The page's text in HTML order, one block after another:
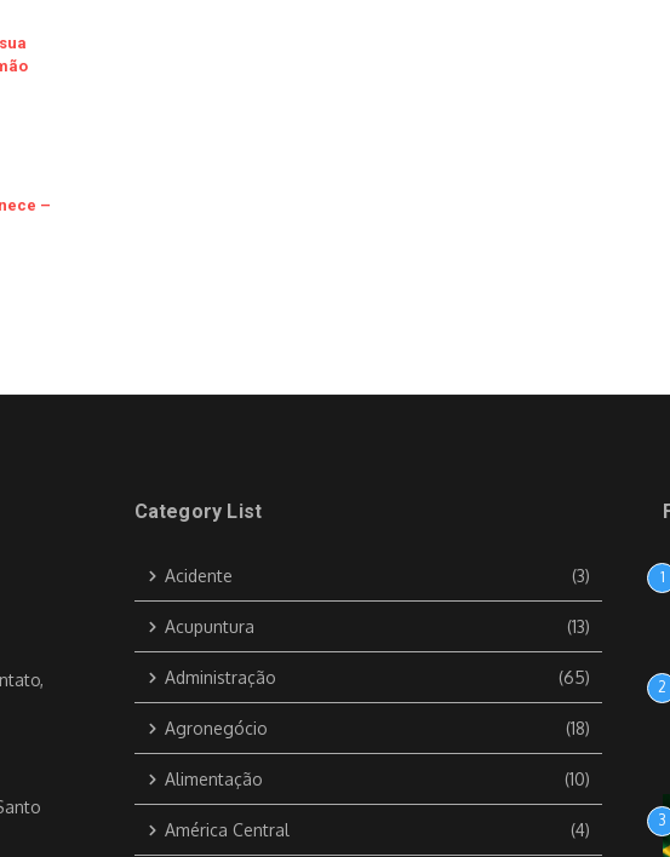
–
Category List
Acidente (3)
Acupuntura (13)
Administração (65)
Agronegócio (18)
Alimentação (10)
América Central (4)
1
2
3